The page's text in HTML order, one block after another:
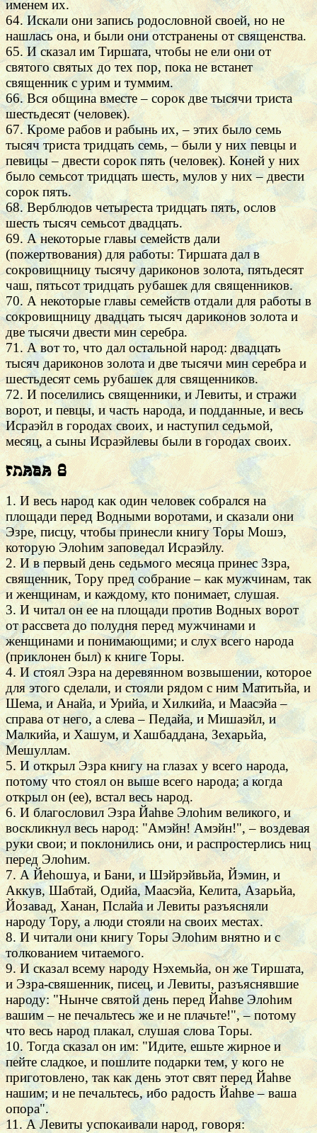
именем их.
64. Искали они запись родословной своей, но не
нашлась она, и были они отстранены от священства.
65. И сказал им Тиршата, чтобы не ели они от
святого святых до тех пор, пока не встанет
священник с урим и туммим.
66. Вся община вместе – сорок две тысячи триста
шестьдесят (человек).
67. Кроме рабов и рабынь их, – этих было семь
тысяч триста тридцать семь, – были у них певцы и
певицы – двести сорок пять (человек). Коней у них
было семьсот тридцать шесть, мулов у них – двести
сорок пять.
68. Верблюдов четыреста тридцать пять, ослов
шесть тысяч семьсот двадцать.
69. А некоторые главы семейств дали
(пожертвования) для работы: Тиршата дал в
сокровищницу тысячу дариконов золота, пятьдесят
чаш, пятьсот тридцать рубашек для священников.
70. А некоторые главы семейств отдали для работы в
сокровищницу двадцать тысяч дариконов золота и
две тысячи двести мин серебра.
71. А вот то, что дал остальной народ: двадцать
тысяч дариконов золота и две тысячи мин серебра и
шестьдесят семь рубашек для священников.
72. И поселились священники, и Левиты, и стражи
ворот, и певцы, и часть народа, и подданные, и весь
Исраэйл в городах своих, и наступил седьмой,
месяц, а сыны Исраэйлевы были в городах своих.
Глава 8
1. И весь народ как один человек собрался на
площади перед Водными воротами, и сказали они
Эзре, писцу, чтобы принесли книгу Торы Мошэ,
которую Элоhим заповедал Исраэйлу.
2. И в первый день седьмого месяца принес Ззра,
священник, Тору пред собрание – как мужчинам, так
и женщинам, и каждому, кто понимает, слушая.
3. И читал он ее на площади против Водных ворот
от рассвета до полудня перед мужчинами и
женщинами и понимающими; и слух всего народа
(приклонен был) к книге Торы.
4. И стоял Эзра на деревянном возвышении, которое
для этого сделали, и стояли рядом с ним Матитьйа, и
Шема, и Анайа, и Урийа, и Хилкийа, и Маасэйа –
справа от него, а слева – Педайа, и Мишаэйл, и
Малкийа, и Хашум, и Хашбаддана, Зехарьйа,
Мешуллам.
5. И открыл Эзра книгу на глазах у всего народа,
потому что стоял он выше всего народа; а когда
открыл он (ее), встал весь народ.
6. И благословил Эзра Йаhве Элоhим великого, и
воскликнул весь народ: "Амэйн! Амэйн!", – воздевая
руки свои; и поклонились они, и распростерлись ниц
перед Элоhим.
7. А Йеhошуа, и Бани, и Шэйрэйвьйа, Йэмин, и
Аккув, Шабтай, Одийа, Маасэйа, Келита, Азарьйа,
Йозавад, Ханан, Пслайа и Левиты разъясняли
народу Тору, а люди стояли на своих местах.
8. И читали они книгу Торы Элоhим внятно и с
толкованием читаемого.
9. И сказал всему народу Нэхемьйа, он же Тиршата,
и Эзра-свяшенник, писец, и Левиты, разъяснявшие
народу: "Нынче святой день перед Йаhве Элоhим
вашим – не печальтесь же и не плачьте!", – потому
что весь народ плакал, слушая слова Торы.
10. Тогда сказал он им: "Идите, ешьте жирное и
пейте сладкое, и пошлите подарки тем, у кого не
приготовлено, так как день этот свят перед Йаhве
нашим; и не печальтесь, ибо радость Йаhве – ваша
опора".
11. А Левиты успокаивали народ, говоря: